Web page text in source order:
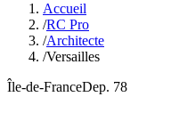
Accueil
/RC Pro
/Architecte
/Versailles
Île-de-FranceDep. 78